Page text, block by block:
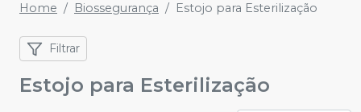
Home Biossegurança Estojo para Esterilização
Filtrar
Estojo para Esterilização